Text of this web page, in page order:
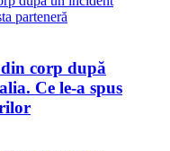
corp după
Ce le-a spus